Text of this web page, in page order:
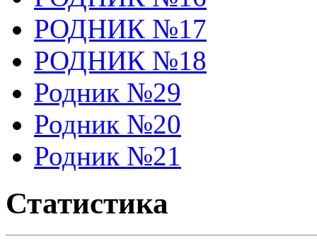
РОДНИК №17
РОДНИК №18
Родник №29
Родник №20
Родник №21
Статистика